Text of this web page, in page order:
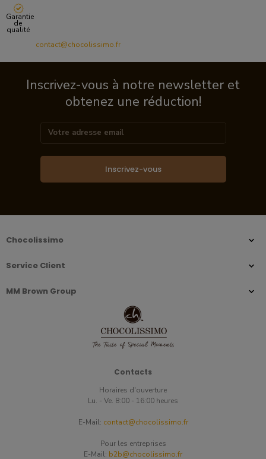
Garantie
de
qualité
contact@chocolissimo.fr
Inscrivez-vous à notre newsletter et
obtenez une réduction!
Inscrivez-vous
Chocolissimo
Service Client
MM Brown Group
Contacts
Horaires d'ouverture
Lu. - Ve. 8:00 - 16:00 heures
E-Mail: contact@chocolissimo.fr
Pour les entreprises
E-Mail: b2b@chocolissimo.fr